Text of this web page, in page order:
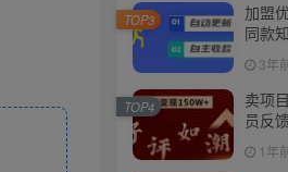
加盟
同款
现长
3年
TOP3
卖项
员反
变现
1年
TOP4